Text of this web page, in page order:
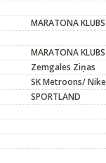
MARATONA KLUBS
MARATONA KLUBS
Zemgales Ziņas
SK Metroons/ Nike
SPORTLAND